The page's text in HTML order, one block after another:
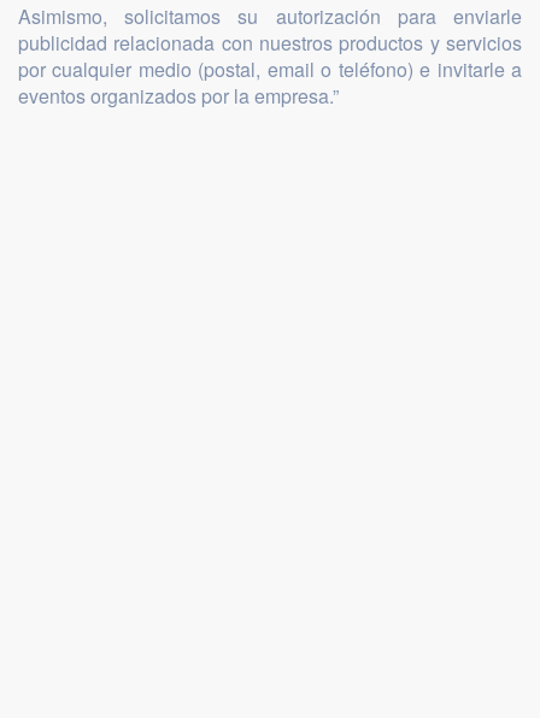
Asimismo, solicitamos su autorización para enviarle
publicidad relacionada con nuestros productos y servicios
por cualquier medio (postal, email o teléfono) e invitarle a
eventos organizados por la empresa.”